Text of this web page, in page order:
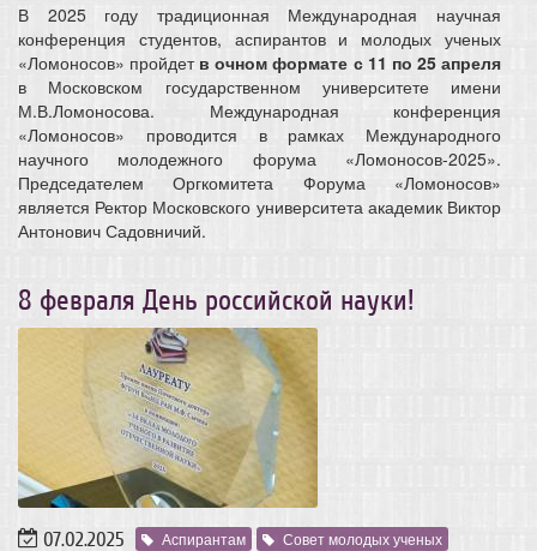
В 2025 году традиционная Международная научная
конференция студентов, аспирантов и молодых ученых
«Ломоносов» пройдет в очном формате с 11 по 25 апреля
в Московском государственном университете имени
М.В.Ломоносова. Международная конференция
«Ломоносов» проводится в рамках Международного
научного молодежного форума «Ломоносов-2025».
Председателем Оргкомитета Форума «Ломоносов»
является Ректор Московского университета академик Виктор
Антонович Садовничий.
8 февраля День российской науки!
07.02.2025 Аспирантам
Совет молодых ученых